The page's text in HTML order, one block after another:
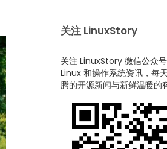
关注 LinuxStory
关注 LinuxStory 微信公众
Linux 和操作系统资讯，每
腾的开源新闻与新鲜温暖的